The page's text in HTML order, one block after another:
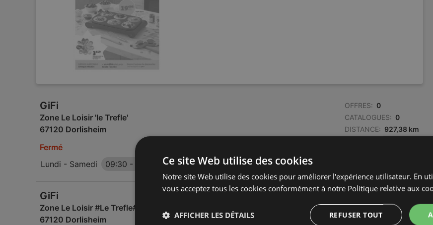
GiFi
Zone Le Loisir 'le Trefle'
67120 Dorlisheim
OFFRES: 0
CATALOGUES: 0
DISTANCE: 927,38 km
Fermé
Lundi - Samedi
09:30 -
GiFi
Zone Le Loisir #Le Trefle#
67120 Dorlisheim
OFFRES:
CATALOGUES: 0
DISTANCE:
927,39 km
Ce site Web utilise des cookies
Notre site Web utilise des cookies pour améliorer l'expérience utilisateur. En
vous acceptez tous les cookies conformément à notre Politique relative aux
REFUSER TOUT
AFFICHER LES DÉTAILS